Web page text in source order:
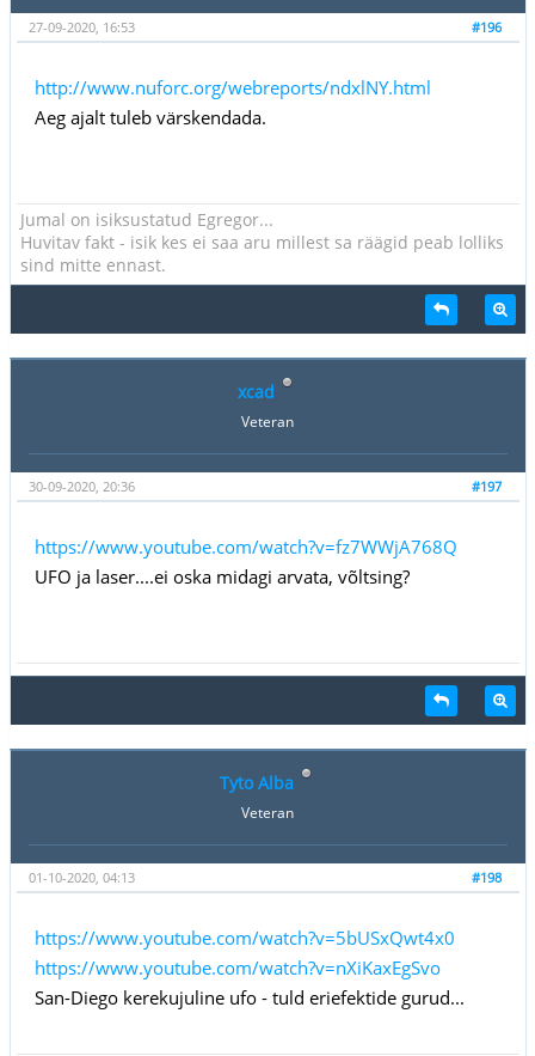
#196
27-09-2020, 16:53
http://www.nuforc.org/webreports/ndxlNY.html
Aeg ajalt tuleb värskendada.
Jumal on isiksustatud Egregor...
Huvitav fakt - isik kes ei saa aru millest sa räägid peab lolliks
sind mitte ennast.
xcad
Veteran
#197
30-09-2020, 20:36
https://www.youtube.com/watch?v=fz7WWjA768Q
UFO ja laser....ei oska midagi arvata, võltsing?
Tyto Alba
Veteran
#198
01-10-2020, 04:13
https://www.youtube.com/watch?v=5bUSxQwt4x0
https://www.youtube.com/watch?v=nXiKaxEgSvo
San-Diego kerekujuline ufo - tuld eriefektide gurud...